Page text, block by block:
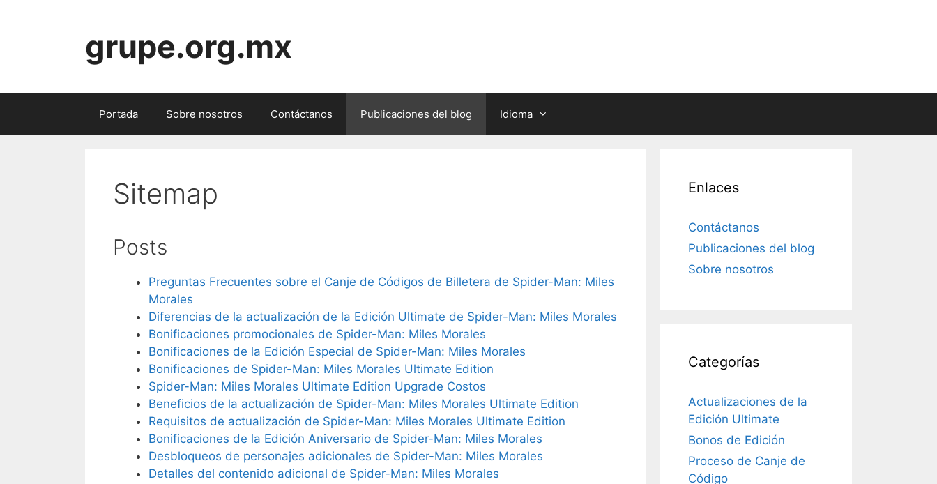
grupe.org.mx
Portada Sobre nosotros Contáctanos Publicaciones del blog Idioma
Sitemap
Posts
Preguntas Frecuentes sobre el Canje de Códigos de Billetera de Spider-Man: Miles
Morales
Diferencias de la actualización de la Edición Ultimate de Spider-Man: Miles Morales
Bonificaciones promocionales de Spider-Man: Miles Morales
Bonificaciones de la Edición Especial de Spider-Man: Miles Morales
Bonificaciones de Spider-Man: Miles Morales Ultimate Edition
Spider-Man: Miles Morales Ultimate Edition Upgrade Costos
Beneficios de la actualización de Spider-Man: Miles Morales Ultimate Edition
Requisitos de actualización de Spider-Man: Miles Morales Ultimate Edition
Bonificaciones de la Edición Aniversario de Spider-Man: Miles Morales
Desbloqueos de personajes adicionales de Spider-Man: Miles Morales
Detalles del contenido adicional de Spider-Man: Miles Morales
Enlaces
Contáctanos
Publicaciones del blog
Sobre nosotros
Categorías
Actualizaciones de la
Edición Ultimate
Bonos de Edición
Proceso de Canje de
Código